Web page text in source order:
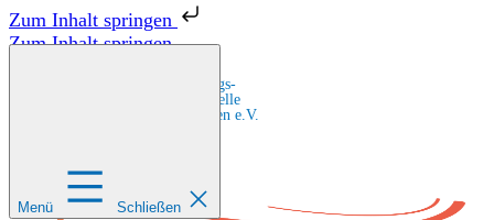
Zum Inhalt springen
Zum Inhalt springen
Zentrale Bildungs-
und Beratungsstelle
für Migrant:innen e.V.
Menü Schließen